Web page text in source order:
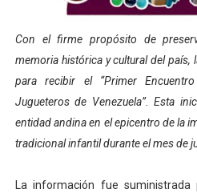
Plan Vacacional
Iniciación al yoga reúne a
Mincomunas impulsa el
Con el firme propósito de
memoria histórica y cultural del país,
para recibir el “Primer
Jugueteros de Venezuela”. Esta
entidad andina en el epicentro de la
tradicional infantil durante el mes de
La información fue suministrada